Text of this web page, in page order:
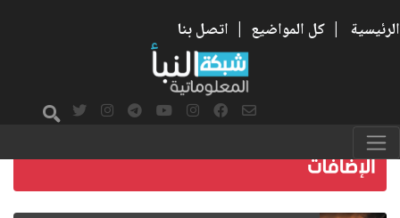
الرئيسية | كل المواضيع | اتصل بنا